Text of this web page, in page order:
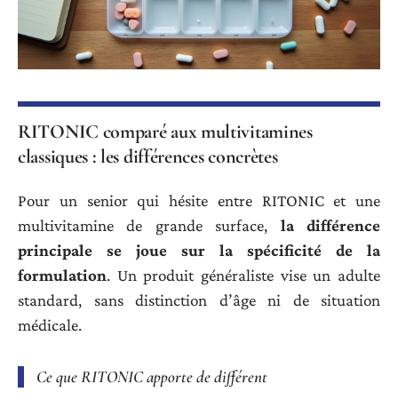
RITONIC comparé aux multivitamines
classiques : les différences concrètes
Pour un senior qui hésite entre RITONIC et une
multivitamine de grande surface, la différence
principale se joue sur la spécificité de la
formulation. Un produit généraliste vise un adulte
standard, sans distinction d’âge ni de situation
médicale.
Ce que RITONIC apporte de différent